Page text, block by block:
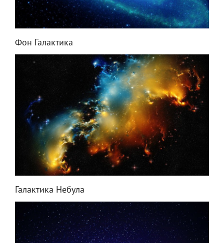
Фон Галактика
Галактика Небула